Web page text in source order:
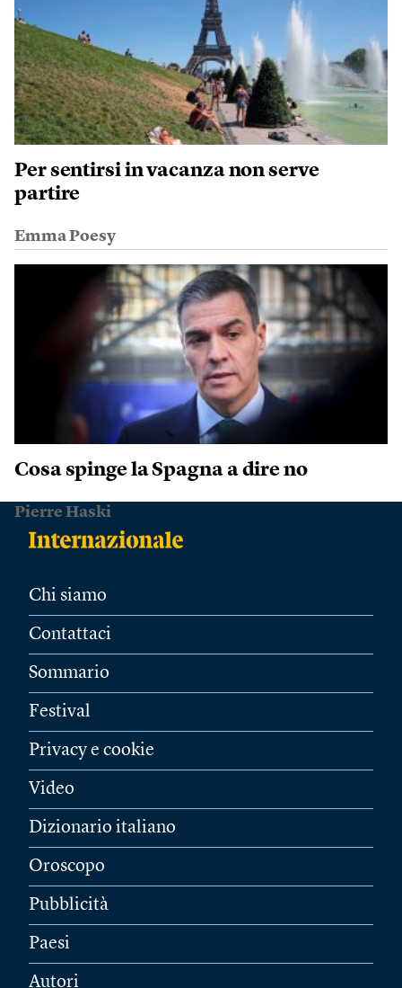
Per sentirsi in vacanza non serve
partire
Emma Poesy
Cosa spinge la Spagna a dire no
Pierre Haski
Chi siamo
Contattaci
Sommario
Festival
Privacy e cookie
Video
Dizionario italiano
Oroscopo
Pubblicità
Paesi
Autori